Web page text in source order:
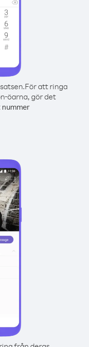
För att ringa
öarna, gör det
nummer